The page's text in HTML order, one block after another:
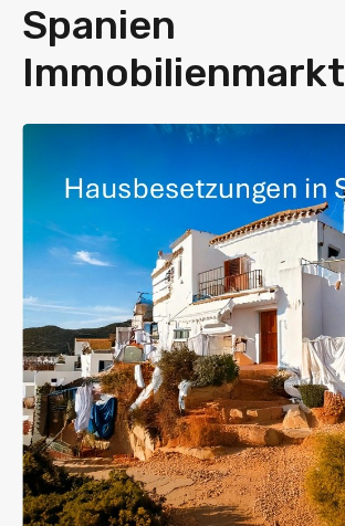
Spanien
Immobilienmarkt